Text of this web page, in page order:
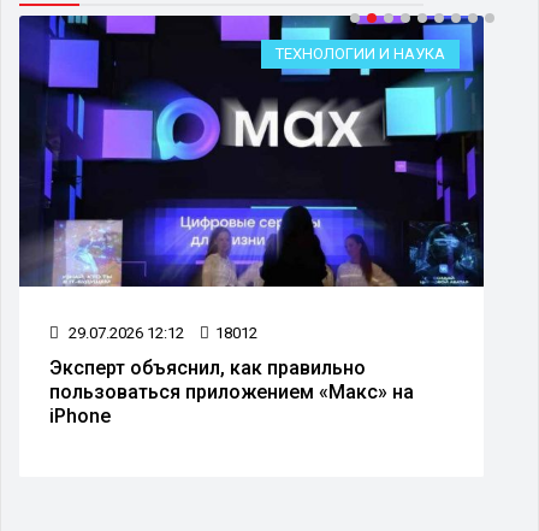
ТЕХНОЛОГИИ И НАУКА
29.07.2026 12:12 18012
Эксперт объяснил, как правильно
пользоваться приложением «Макс» на
iPhone